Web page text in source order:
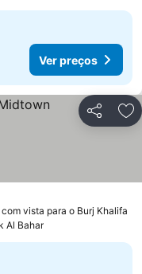
Ver preços
Partilhar
vista para o Burj Khalifa
Al Bahar